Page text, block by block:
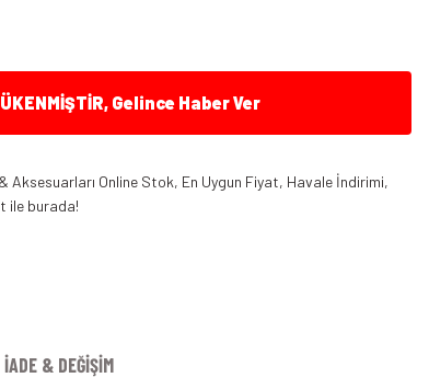
Gelince Haber Ver
Online Stok, En Uygun Fiyat, Havale İndirimi,
ile burada!
İADE & DEĞİŞİM